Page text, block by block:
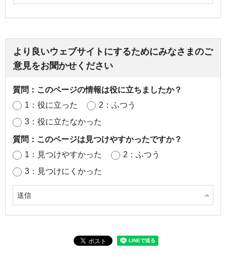
より良いウェブサイトにするためにみなさまのご
意見をお聞かせください
質問：このページの情報は役に立ちましたか？
1：役に立った
2：ふつう
3：役に立たなかった
質問：このページは見つけやすかったですか？
1：見つけやすかった
2：ふつう
3：見つけにくかった